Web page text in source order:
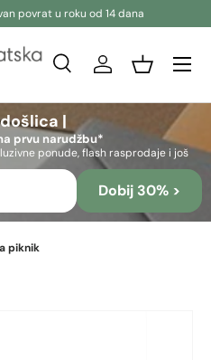
povrat u roku od 14 dana
Pretraživanje
PrijavaKošara
|
prvu narudžbu*
ponude, flash rasprodaje i još
Dobij 30% >
piknik